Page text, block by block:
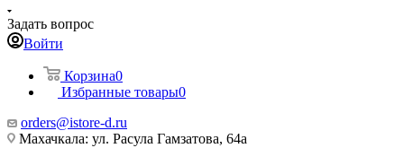
Задать вопрос
Войти
Корзина0
Избранные товары0
orders@istore-d.ru
Махачкала: ул. Расула Гамзатова, 64а